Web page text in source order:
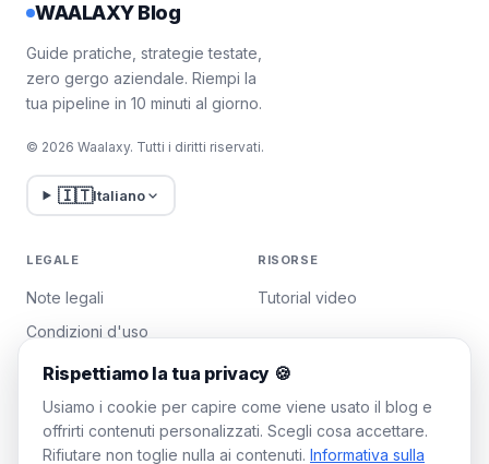
WAALAXY Blog
Guide pratiche, strategie testate,
zero gergo aziendale. Riempi la
tua pipeline in 10 minuti al giorno.
© 2026 Waalaxy. Tutti i diritti riservati.
🇮🇹Italiano
LEGALE
Note legali
Condizioni d'uso
Politica sulla privacy
Gestisci i cookie
RISORSE
Tutorial video
Rispettiamo la tua privacy 🍪
Usiamo i cookie per capire come viene usato il blog e
offrirti contenuti personalizzati. Scegli cosa accettare.
Rifiutare non toglie nulla ai contenuti. Informativa sulla